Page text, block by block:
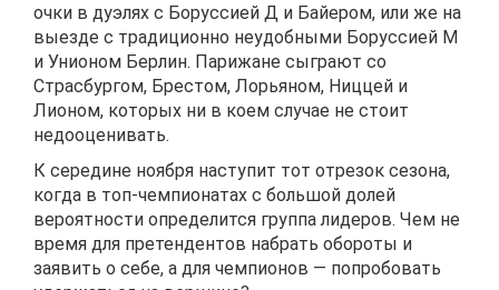
очки в дуэлях с Боруссией Д и Байером, или же на
выезде с традиционно неудобными Боруссией М
и Унионом Берлин. Парижане сыграют со
Страсбургом, Брестом, Лорьяном, Ниццей и
Лионом, которых ни в коем случае не стоит
недооценивать.
К середине ноября наступит тот отрезок сезона,
когда в топ-чемпионатах с большой долей
вероятности определится группа лидеров. Чем не
время для претендентов набрать обороты и
заявить о себе, а для чемпионов — попробовать